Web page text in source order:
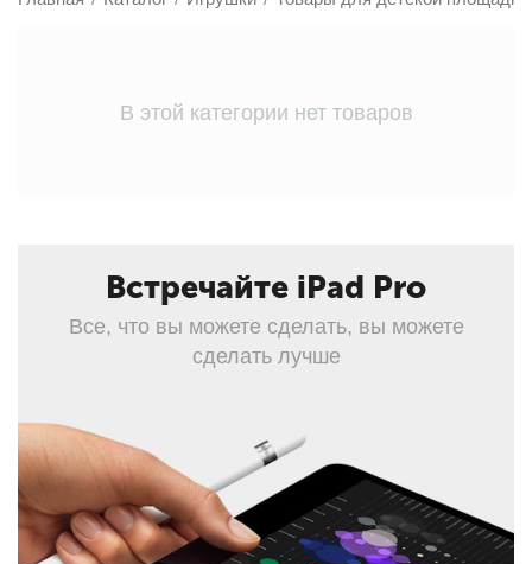
В этой категории нет товаров
Встречайте iPad Pro
Все, что вы можете сделать, вы можете
сделать лучше